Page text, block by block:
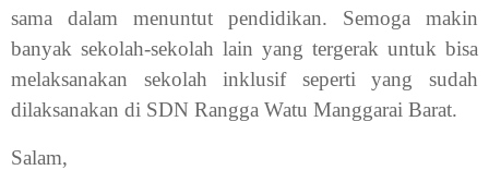
sama dalam menuntut pendidikan. Semoga makin
banyak sekolah-sekolah lain yang tergerak untuk bisa
melaksanakan sekolah inklusif seperti yang sudah
dilaksanakan di SDN Rangga Watu Manggarai Barat.
Salam,